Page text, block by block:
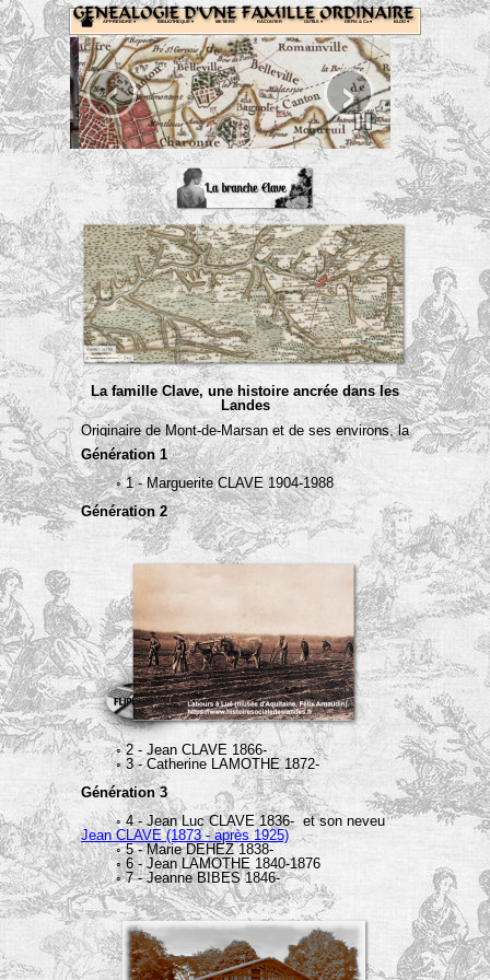
APPRENDRE ▾ BIBLIOTHEQUE ▾ METIERS RACONTER OUTILS ▾ DEFIS & Co ▾ BLOG ▾
‹ ›
Génération 1
◦ 1 - Marguerite CLAVE 1904-1988
Génération 2
◦ 2 - Jean CLAVE 1866-
◦ 3 - Catherine LAMOTHE 1872-
Génération 3
◦ 4 - Jean Luc CLAVE 1836- et son neveu
Jean CLAVE (1873 - après 1925)
◦ 5 - Marie DEHEZ 1838-
◦ 6 - Jean LAMOTHE 1840-1876
◦ 7 - Jeanne BIBES 1846-
La famille Clave, une histoire ancrée dans les
Landes
Originaire de Mont-de-Marsan et de ses environs, la
famille Clave s’inscrit dans la riche tradition des
Landes, une région de caractère où la nature et la
culture forment un duo indissociable. Terre de
marécages, de vastes forêts et de traditions
gasconnes, le pays montois a été le berceau de
générations de Clave.
À Mont-de-Marsan, carrefour historique entre la
Chalosse et le pays de Marsan, mes aïeux ont vu
leurs racines s’épanouir au fil des siècles.